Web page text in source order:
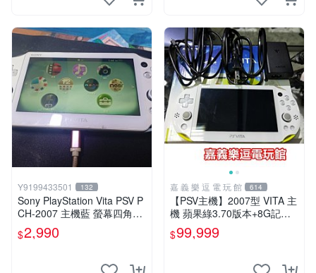
Y9199433501 132
Sony PlayStation Vita PSV P
CH-2007 主機藍 螢幕四角略
暗 可安裝遊戲 系統3.74書
$2,990
嘉 義 樂 逗 電 玩 館 614
【PSV主機】2007型 VITA 主
機 蘋果綠3.70版本+8G記憶
卡+螢幕保護貼【9成新】✪中
古二手✪嘉義樂逗電玩館
$99,999